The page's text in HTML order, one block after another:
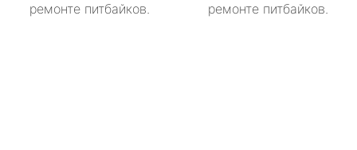
ремонте питбайков.
ремонте питбайков.